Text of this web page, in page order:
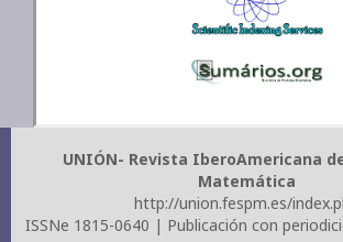
UNIÓN- Revista IberoAmericana
Matemática
http://union.fespm.es/
ISSNe 1815-0640 | Publicación con